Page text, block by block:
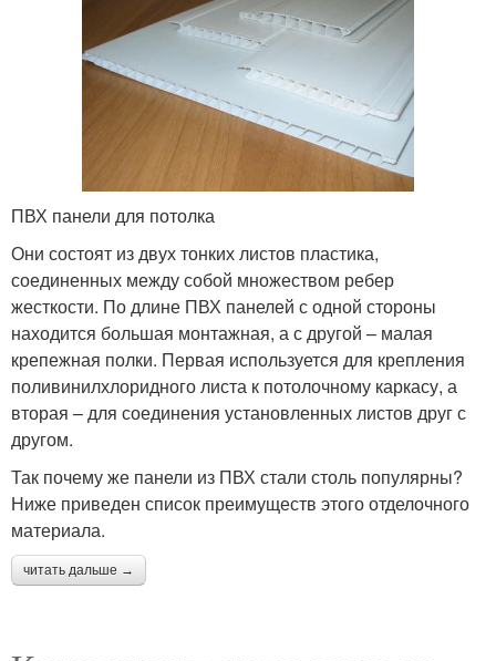
ПВХ панели для потолка
Они состоят из двух тонких листов пластика,
соединенных между собой множеством ребер
жесткости. По длине ПВХ панелей с одной стороны
находится большая монтажная, а с другой – малая
крепежная полки. Первая используется для крепления
поливинилхлоридного листа к потолочному каркасу, а
вторая – для соединения установленных листов друг с
другом.
Так почему же панели из ПВХ стали столь популярны?
Ниже приведен список преимуществ этого отделочного
материала.
читать дальше →